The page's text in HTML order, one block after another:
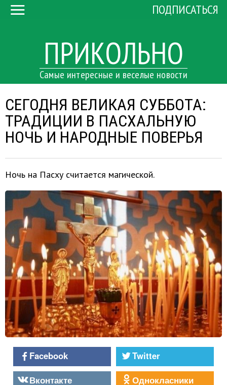
ПРИКОЛЬНО
Самые интересные и веселые новости
ПОДПИСАТЬСЯ
СЕГОДНЯ ВЕЛИКАЯ СУББОТА:
ТРАДИЦИИ В ПАСХАЛЬНУЮ
НОЧЬ И НАРОДНЫЕ ПОВЕРЬЯ
Ночь на Пасху считается магической.
Facebook
Twitter
Вконтакте
Однокласники